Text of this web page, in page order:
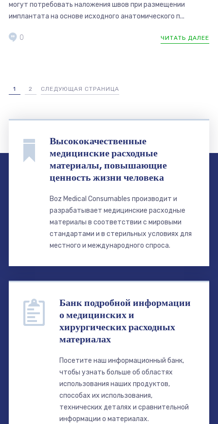
могут потребовать наложения швов при размещении
имплантата на основе исходного анатомического п...
ЧИТАТЬ ДАЛЕЕ
0
1 2 СЛЕДУЮЩАЯ СТРАНИЦА
Высококачественные
медицинские расходные
материалы, повышающие
ценность жизни человека
Boz Medical Consumables производит и
разрабатывает медицинские расходные
материалы в соответствии с мировыми
стандартами и в стерильных условиях для
местного и международного спроса.
Банк подробной информации
о медицинских и
хирургических расходных
материалах
Посетите наш информационный банк,
чтобы узнать больше об областях
использования наших продуктов,
способах их использования,
технических деталях и сравнительной
информации о материалах.